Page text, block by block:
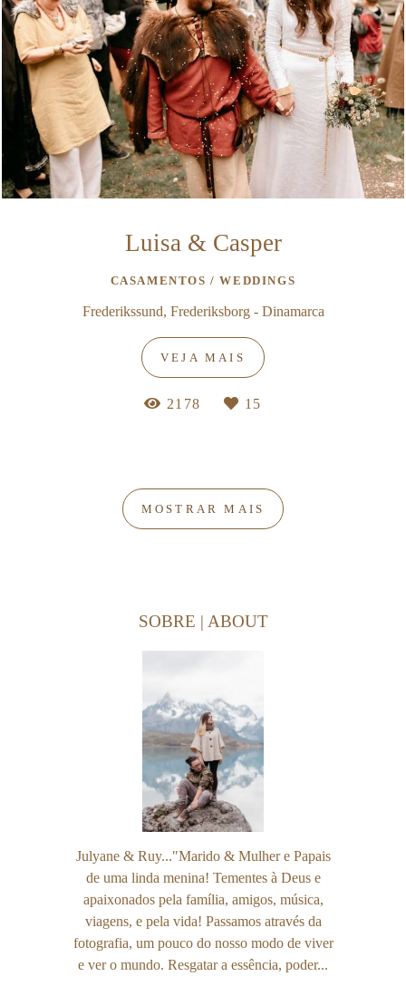
Luisa & Casper
CASAMENTOS / WEDDINGS
Frederikssund, Frederiksborg - Dinamarca
VEJA MAIS
2178 15
MOSTRAR MAIS
SOBRE | ABOUT
Julyane & Ruy..."Marido & Mulher e Papais
de uma linda menina! Tementes à Deus e
apaixonados pela família, amigos, música,
viagens, e pela vida! Passamos através da
fotografia, um pouco do nosso modo de viver
e ver o mundo. Resgatar a essência, poder...